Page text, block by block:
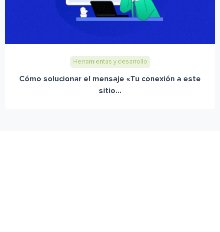
Herramientas y desarrollo
Cómo solucionar el mensaje «Tu conexión a este
sitio...